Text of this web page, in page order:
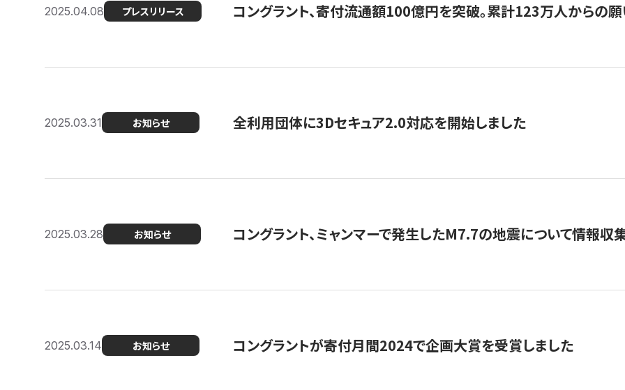
2025.04.08 プレスリリース コングラント、寄付流通額100億円を突破。累計123万人からの
2025.03.31 お知らせ 全利用団体に3Dセキュア2.0対応を開始しました
2025.03.28 お知らせ コングラント、ミャンマーで発生したM7.7の地震について情報収
2025.03.14 お知らせ コングラントが寄付月間2024で企画大賞を受賞しました